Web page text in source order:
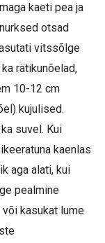
kaeti pea ja
otsad
vitssõlge
rätikunõelad,
10-12 cm
kujulised.
suvel. Kui
kaenlas
aga alati, kui
pealmine
kasukat lume